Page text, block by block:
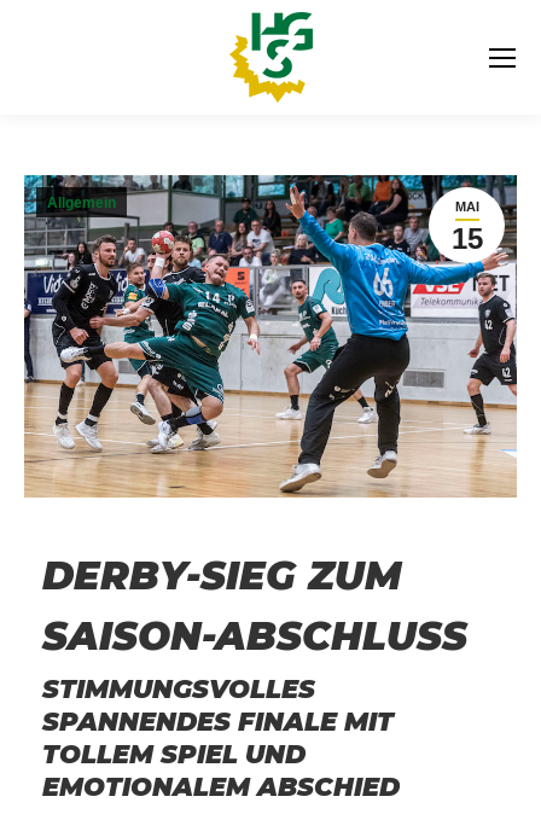
MAI
15
Allgemein
DERBY-SIEG ZUM
SAISON-ABSCHLUSS
STIMMUNGSVOLLES
SPANNENDES FINALE MIT
TOLLEM SPIEL UND
EMOTIONALEM ABSCHIED